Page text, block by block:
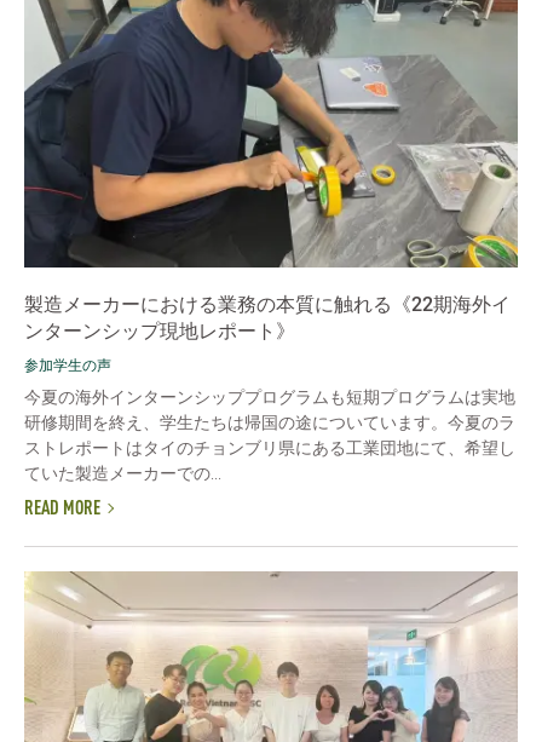
製造メーカーにおける業務の本質に触れる《22期海外イ
ンターンシップ現地レポート》
参加学生の声
今夏の海外インターンシッププログラムも短期プログラムは実地
研修期間を終え、学生たちは帰国の途についています。今夏のラ
ストレポートはタイのチョンブリ県にある工業団地にて、希望し
ていた製造メーカーでの...
READ MORE